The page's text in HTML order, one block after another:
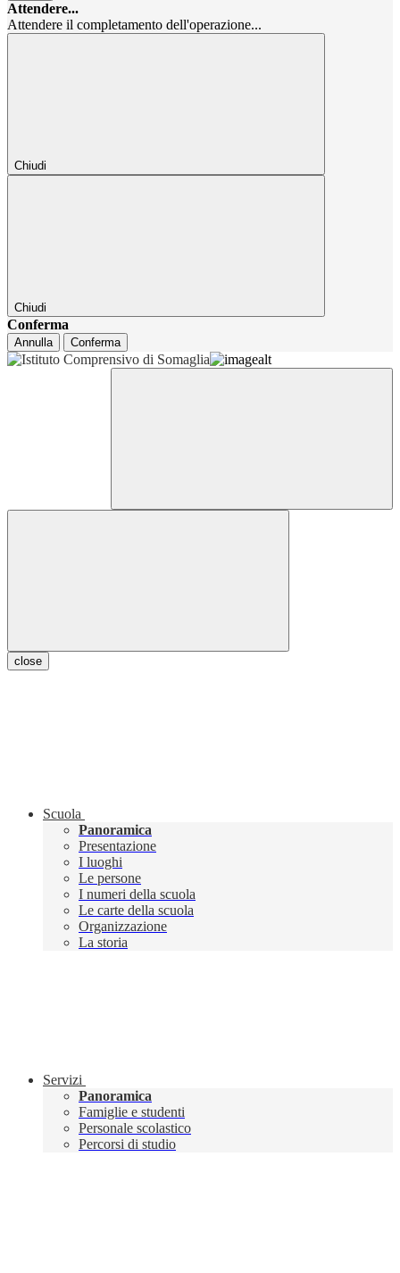
Attendere...
Attendere il completamento dell'operazione...
Chiudi
Chiudi
Conferma
Annulla Conferma
close
Scuola
Panoramica
Presentazione
I luoghi
Le persone
I numeri della scuola
Le carte della scuola
Organizzazione
La storia
Servizi
Panoramica
Famiglie e studenti
Personale scolastico
Percorsi di studio